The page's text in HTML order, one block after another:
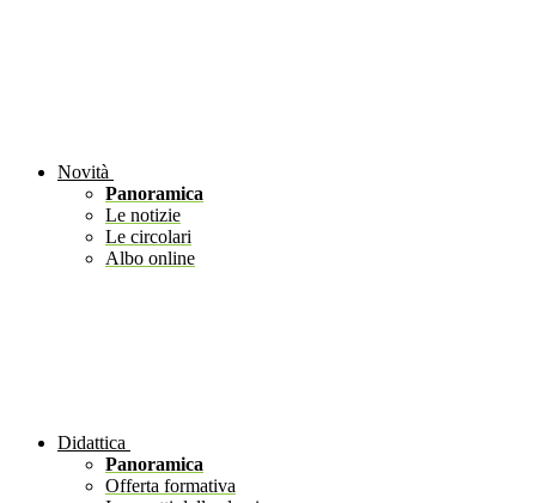
Novità
Panoramica
Le notizie
Le circolari
Albo online
Didattica
Panoramica
Offerta formativa